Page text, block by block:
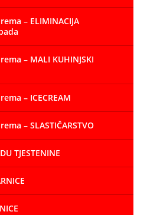
– ELIMINACIJA
– MALI KUHINJSKI
– ICECREAM
– SLASTIČARSTVO
TJESTENINE